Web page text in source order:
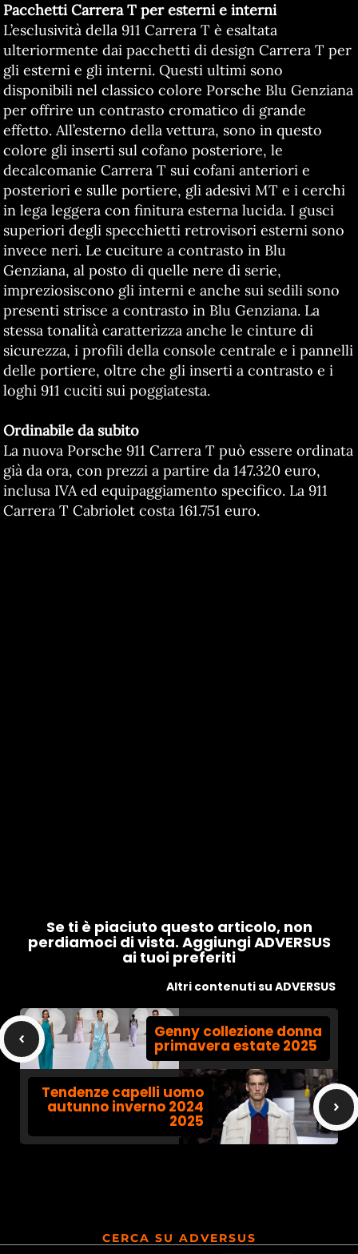
Pacchetti Carrera T per esterni e interni
L’esclusività della 911 Carrera T è esaltata
ulteriormente dai pacchetti di design Carrera T per
gli esterni e gli interni. Questi ultimi sono
disponibili nel classico colore Porsche Blu Genziana
per offrire un contrasto cromatico di grande
effetto. All’esterno della vettura, sono in questo
colore gli inserti sul cofano posteriore, le
decalcomanie Carrera T sui cofani anteriori e
posteriori e sulle portiere, gli adesivi MT e i cerchi
in lega leggera con finitura esterna lucida. I gusci
superiori degli specchietti retrovisori esterni sono
invece neri. Le cuciture a contrasto in Blu
Genziana, al posto di quelle nere di serie,
impreziosiscono gli interni e anche sui sedili sono
presenti strisce a contrasto in Blu Genziana. La
stessa tonalità caratterizza anche le cinture di
sicurezza, i profili della console centrale e i pannelli
delle portiere, oltre che gli inserti a contrasto e i
loghi 911 cuciti sui poggiatesta.
Ordinabile da subito
La nuova Porsche 911 Carrera T può essere ordinata
già da ora, con prezzi a partire da 147.320 euro,
inclusa IVA ed equipaggiamento specifico. La 911
Carrera T Cabriolet costa 161.751 euro.
Se ti è piaciuto questo articolo, non
perdiamoci di vista. Aggiungi ADVERSUS
ai tuoi preferiti
Altri contenuti su ADVERSUS
Genny collezione donna
primavera estate 2025
Tendenze capelli uomo
autunno inverno 2024
2025
CERCA SU ADVERSUS